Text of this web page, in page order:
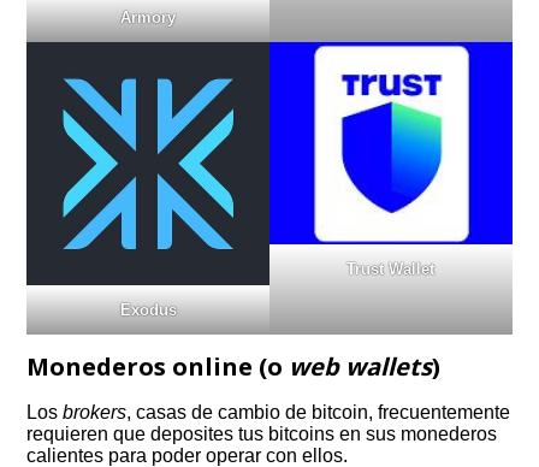
Armory
Exodus
Trust Wallet
Monederos online (o web wallets)
Losbrokers, casas de cambio de bitcoin, frecuentemente
requieren que deposites tus bitcoins en sus monederos
calientes para poder operar con ellos.